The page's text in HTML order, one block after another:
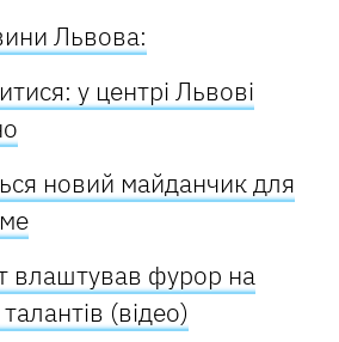
Львова:
у центрі Львові
новий майданчик для
влаштував фурор на
(відео)